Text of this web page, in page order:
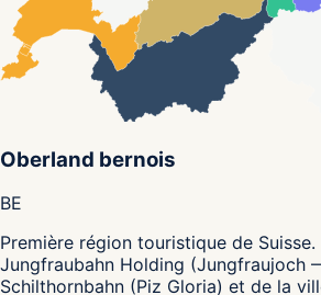
Oberland bernois
BE
Première région touristique de Suisse.
Jungfraubahn Holding (Jungfraujoch
Schilthornbahn (Piz Gloria) et de la